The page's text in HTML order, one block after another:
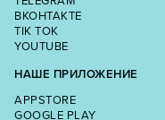
ВКОНТАКТЕ
TIK TOK
YOUTUBE
НАШЕ ПРИЛОЖЕНИЕ
APPSTORE
GOOGLE PLAY